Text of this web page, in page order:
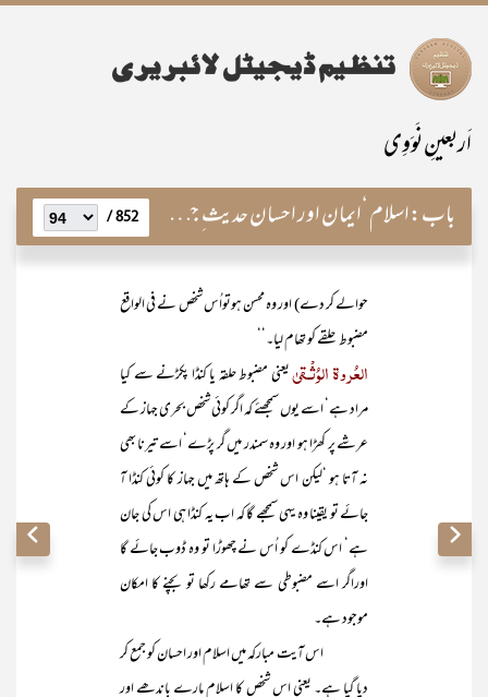
اَربعینِ نَوَوِی
باب:اسلام ‘ایمان اور احسان حدیث ِ جبرائیل ؑ کی روشنی میں 852 /
حوالے کر دے) اور وہ محسن ہوتواُس شخص نے فی الواقع
مضبوط حلقے کو تھام لیا۔‘‘
العُروۃ الوُثْـقیٰیعنی مضبوط حلقہ یا کنڈا پکڑنے سے کیا
مراد ہے‘ اسے یوں سمجھئے کہ اگر کوئی شخص بحری جہاز کے
عرشے پر کھڑا ہو اور وہ سمندر میں گر پڑے‘ اسے تیرنا بھی
نہ آتا ہو ‘لیکن اس شخص کے ہاتھ میں جہاز کا کوئی کنڈا آ
جائے تو یقینا وہ یہی سمجھے گا کہ اب یہ کنڈا ہی اس کی جان
ہے‘ اس کنڈے کو اُس نے چھوڑا تو وہ ڈوب جائے گا
اوراگر اسے مضبوطی سے تھامے رکھا تو بچنے کا امکان
موجود ہے۔
اس آیت مبارکہ میں اسلام اور احسان کو جمع کر
دیا گیا ہے۔ یعنی اس شخص کا اسلام مارے باندھے اور